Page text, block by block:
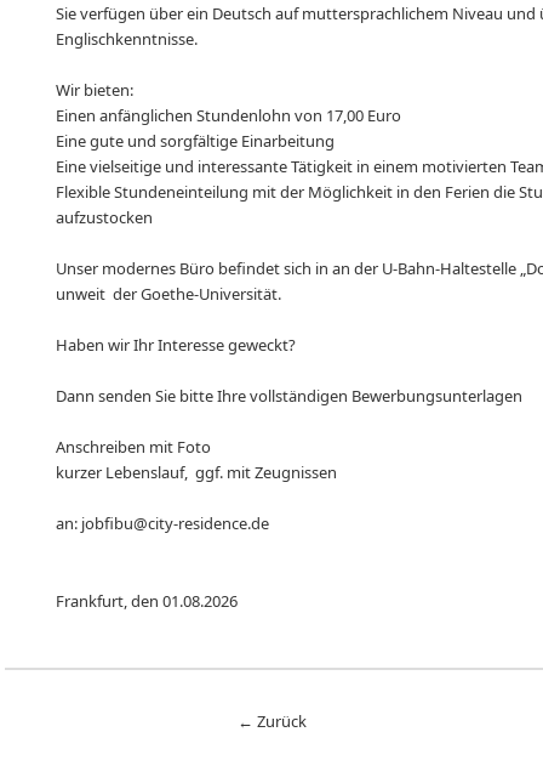
Sie verfügen über ein Deutsch auf muttersprachlichem Niveau und
Englischkenntnisse.
Wir bieten:
Einen anfänglichen Stundenlohn von 17,00 Euro
Eine gute und sorgfältige Einarbeitung
Eine vielseitige und interessante Tätigkeit in einem motivierten
Flexible Stundeneinteilung mit der Möglichkeit in den Ferien die
aufzustocken
Unser modernes Büro befindet sich in an der U-Bahn-Haltestelle
unweit der Goethe-Universität.
Haben wir Ihr Interesse geweckt?
Dann senden Sie bitte Ihre vollständigen Bewerbungsunterlagen
Anschreiben mit Foto
kurzer Lebenslauf, ggf. mit Zeugnissen
an: jobfibu@city-residence.de
Frankfurt, den 01.08.2026
← Zurück